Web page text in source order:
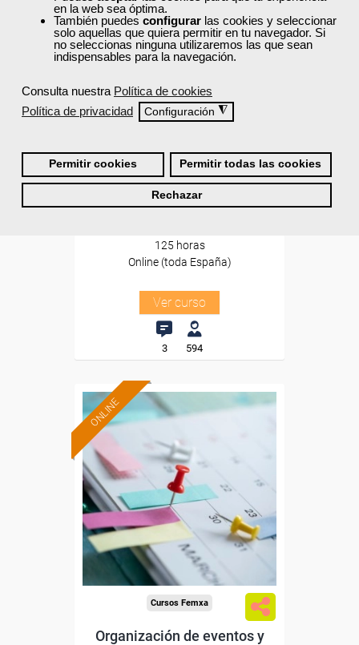
en la web sea óptima.
También puedes configurar las cookies y seleccionar
solo aquellas que quiera permitir en tu navegador. Si
no seleccionas ninguna utilizaremos las que sean
indispensables para la navegación.
Consulta nuestra Política de cookies
Política de privacidad
Configuración ◮
Permitir cookies Permitir todas las cookies
Rechazar
Para desempleados,
trabajadores y autónomos.
Sector
Procedimientos básicos en el
marketing digital y redes
sociales
125 horas
Online (toda España)
Ver curso
3 594
ONLINE
subvencionada.
Para desempleados,
trabajadores y autónomos.
Sector
-Hosteleria y Turismo.
Cursos Femxa
Organización de eventos y